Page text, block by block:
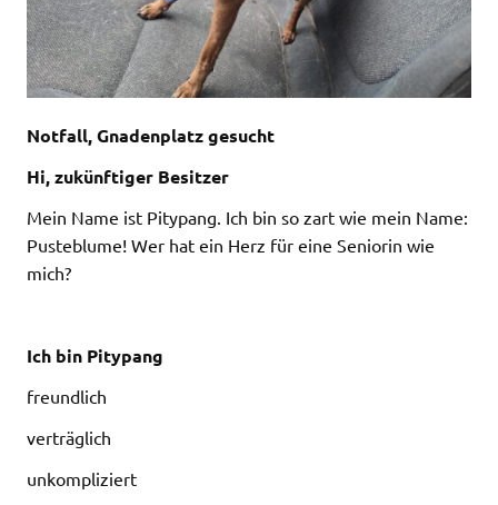
Notfall, Gnadenplatz gesucht
Hi, zukünftiger Besitzer
Mein Name ist Pitypang. Ich bin so zart wie mein Name:
Pusteblume! Wer hat ein Herz für eine Seniorin wie
mich?
Ich bin Pitypang
freundlich
verträglich
unkompliziert